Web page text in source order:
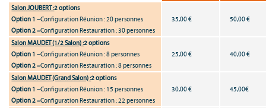
Salon JOUBERT :2 options
Option 1 –Configuration Réunion : 20 personnes
Option 2 –Configuration Restauration : 30 personnes
35,00 € 50,00 €
Salon MAUDET (1/2 Salon) :2 options
Option 1 –Configuration Réunion : 8 personnes
Option 2 –Configuration Restauration : 8 personnes
25,00 € 40,00 €
Salon MAUDET (Grand Salon) :2 options
Option 1 –Configuration Réunion : 15 personnes
Option 2 –Configuration Restauration : 22 personnes
30,00 € 45,00€